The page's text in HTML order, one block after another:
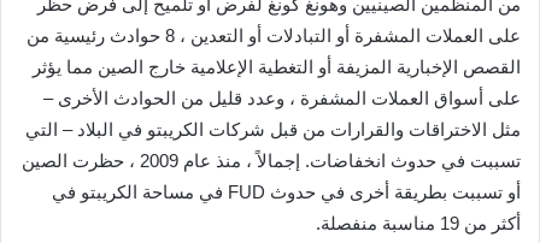
من المنظمين الصينيين وهونغ كونغ لفرض أو تلميح إلى فرض حظر
على العملات المشفرة أو التبادلات أو التعدين ، 8 حوادث رئيسية من
القصص الإخبارية المزيفة أو التغطية الإعلامية خارج الصين مما يؤثر
على أسواق العملات المشفرة ، وعدد قليل من الحوادث الأخرى –
مثل الاختراقات والقرارات من قبل شركات الكريبتو في البلاد – التي
تسببت في حدوث انخفاضات. إجمالاً ، منذ عام 2009 ، حظرت الصين
أو تسببت بطريقة أخرى في حدوث FUD في مساحة الكريبتو في
أكثر من 19 مناسبة منفصلة.